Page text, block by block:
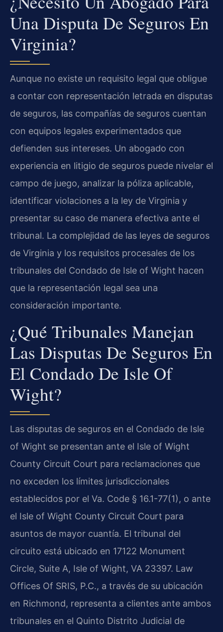
Una Disputa De Seguros En
Virginia?
Aunque no existe un requisito legal que obligue
a contar con representación letrada en disputas
de seguros, las compañías de seguros cuentan
con equipos legales experimentados que
defienden sus intereses. Un abogado con
experiencia en litigio de seguros puede nivelar el
campo de juego, analizar la póliza aplicable,
identificar violaciones a la ley de Virginia y
presentar su caso de manera efectiva ante el
tribunal. La complejidad de las leyes de seguros
de Virginia y los requisitos procesales de los
tribunales del Condado de Isle of Wight hacen
que la representación legal sea una
consideración importante.
¿Qué Tribunales Manejan
Las Disputas De Seguros En
El Condado De Isle Of
Wight?
Las disputas de seguros en el Condado de Isle
of Wight se presentan ante el Isle of Wight
County Circuit Court para reclamaciones que
no exceden los límites jurisdiccionales
establecidos por el Va. Code § 16.1-77(1), o ante
el Isle of Wight County Circuit Court para
asuntos de mayor cuantía. El tribunal del
circuito está ubicado en 17122 Monument
Circle, Suite A, Isle of Wight, VA 23397. Law
Offices Of SRIS, P.C., a través de su ubicación
en Richmond, representa a clientes ante ambos
tribunales en el Quinto Distrito Judicial de